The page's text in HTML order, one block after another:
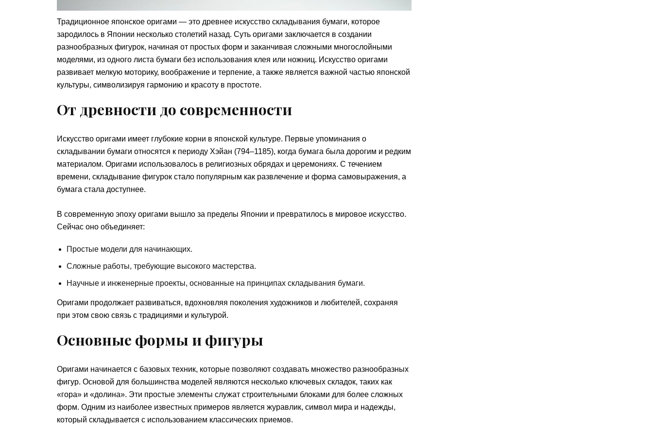
Традиционное японское оригами — это древнее искусство складывания бумаги, которое
зародилось в Японии несколько столетий назад. Суть оригами заключается в создании
разнообразных фигурок, начиная от простых форм и заканчивая сложными многослойными
моделями, из одного листа бумаги без использования клея или ножниц. Искусство оригами
развивает мелкую моторику, воображение и терпение, а также является важной частью японской
культуры, символизируя гармонию и красоту в простоте.
От древности до современности
Искусство оригами имеет глубокие корни в японской культуре. Первые упоминания о
складывании бумаги относятся к периоду Хэйан (794–1185), когда бумага была дорогим и редким
материалом. Оригами использовалось в религиозных обрядах и церемониях. С течением
времени, складывание фигурок стало популярным как развлечение и форма самовыражения, а
бумага стала доступнее.
В современную эпоху оригами вышло за пределы Японии и превратилось в мировое искусство.
Сейчас оно объединяет:
Простые модели для начинающих.
Сложные работы, требующие высокого мастерства.
Научные и инженерные проекты, основанные на принципах складывания бумаги.
Оригами продолжает развиваться, вдохновляя поколения художников и любителей, сохраняя
при этом свою связь с традициями и культурой.
Основные формы и фигуры
Оригами начинается с базовых техник, которые позволяют создавать множество разнообразных
фигур. Основой для большинства моделей являются несколько ключевых складок, таких как
«гора» и «долина». Эти простые элементы служат строительными блоками для более сложных
форм. Одним из наиболее известных примеров является журавлик, символ мира и надежды,
который складывается с использованием классических приемов.